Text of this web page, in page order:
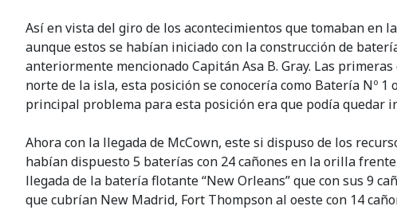
Así en vista del giro de los acontecimientos que tomaban en
aunque estos se habían iniciado con la construcción de
anteriormente mencionado Capitán Asa B. Gray. Las
norte de la isla, esta posición se conocería como Batería Nº
principal problema para esta posición era que podía quedar
Ahora con la llegada de McCown, este si dispuso de los
habían dispuesto 5 baterías con 24 cañones en la orilla
llegada de la batería flotante “New Orleans” que con sus 9
que cubrían New Madrid, Fort Thompson al oeste con 14